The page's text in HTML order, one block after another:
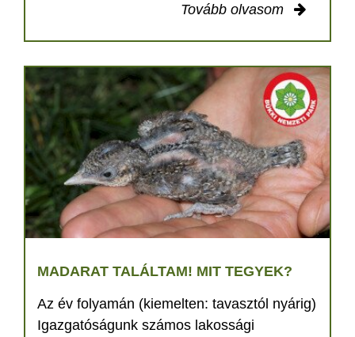
Tovább olvasom
MADARAT TALÁLTAM! MIT TEGYEK?
Az év folyamán (kiemelten: tavasztól nyárig)
Igazgatóságunk számos lakossági